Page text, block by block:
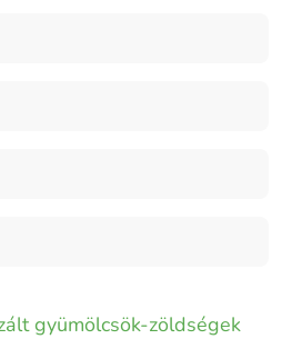
gyümölcsök-zöldségek